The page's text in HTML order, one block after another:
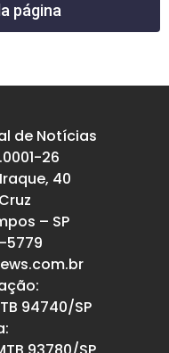
página
de Notícias
26
40
– SP
5779
94740/SP